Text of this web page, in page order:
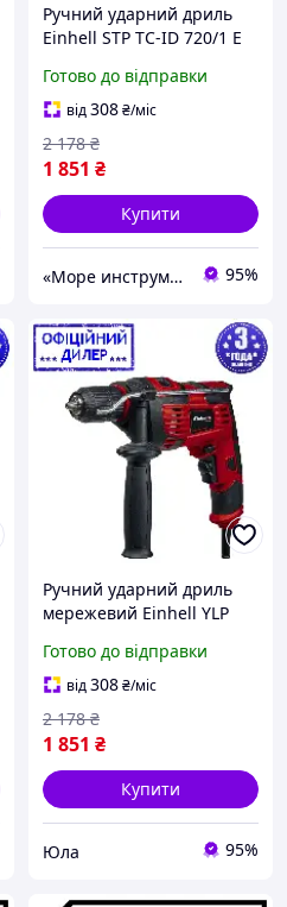
Ручний ударний дриль
Einhell STP TC-ID 720/1 E
Готово до відправки
від308₴/міс
1 851 ₴
2 178 ₴
Купити
«Море инструментов» 95%
Ручний ударний дриль
мережевий Einhell YLP
Готово до відправки
від308₴/міс
1 851 ₴
2 178 ₴
Купити
Юла 95%